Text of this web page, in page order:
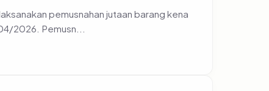
pemusnahan jutaan barang kena
2026. Pemusn...